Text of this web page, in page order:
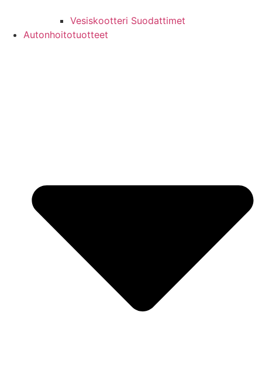
Vesiskootteri Suodattimet
Autonhoitotuotteet